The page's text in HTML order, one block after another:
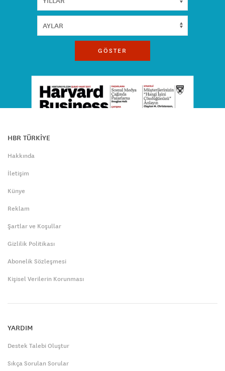
GÖSTER
HBR TÜRKİYE
Hakkında
İletişim
Künye
Reklam
Şartlar ve Koşullar
Gizlilik Politikası
Abonelik Sözleşmesi
Kişisel Verilerin Korunması
YARDIM
Destek Talebi Oluştur
Sıkça Sorulan Sorular